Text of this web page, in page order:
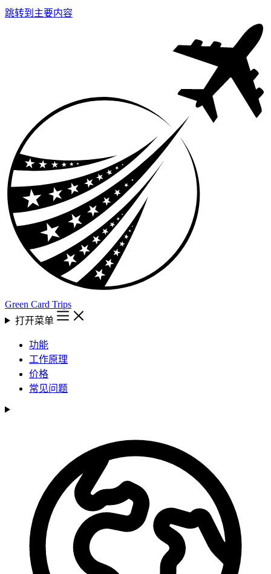
跳转到主要内容
Green Card Trips
打开菜单
功能
工作原理
价格
常见问题